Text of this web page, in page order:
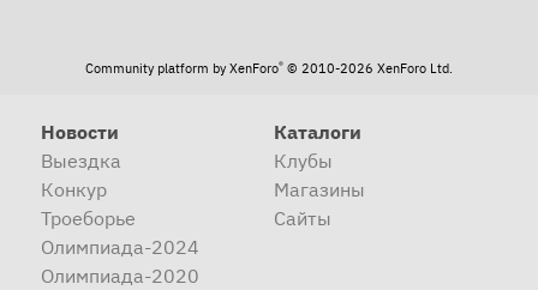
Community platform by XenForo® © 2010-2026 XenForo Ltd.
Новости
Выездка
Конкур
Троеборье
Олимпиада-2024
Олимпиада-2020
Каталоги
Клубы
Магазины
Сайты